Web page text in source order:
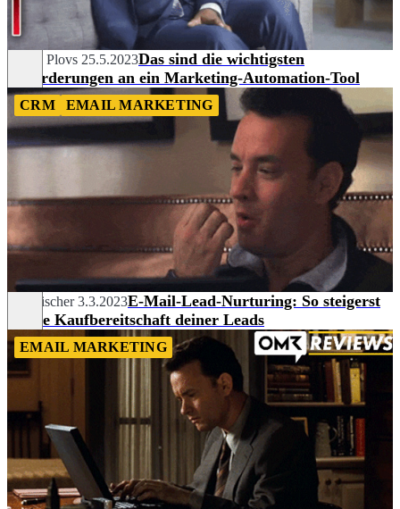
Sergej Plovs 25.5.2023Das sind die wichtigsten
Anforderungen an ein Marketing-Automation-Tool
CRM EMAIL MARKETING
Tim Fischer 3.3.2023E-Mail-Lead-Nurturing: So steigerst
du die Kaufbereitschaft deiner Leads
EMAIL MARKETING